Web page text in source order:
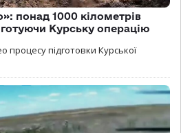
понад 1000 кілометрів
Курську операцію
процесу підготовки Курської